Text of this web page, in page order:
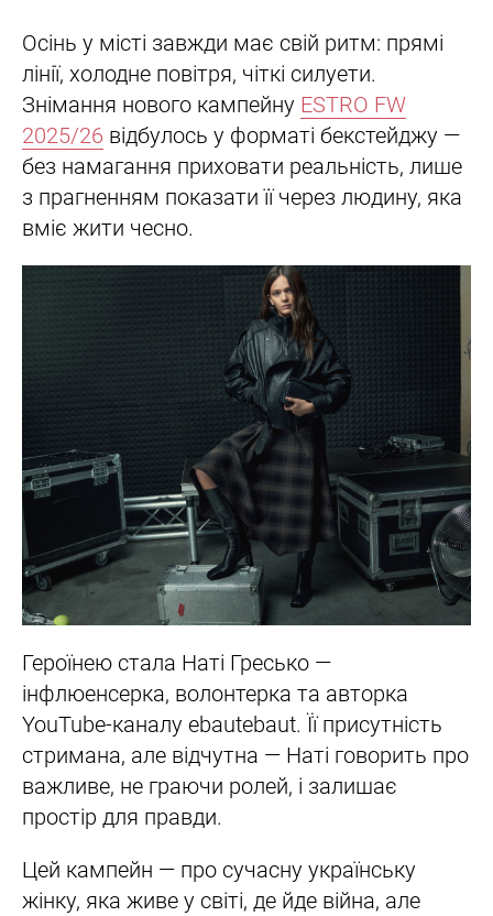
Осінь у місті завжди має свій ритм: прямі
лінії, холодне повітря, чіткі силуети.
Знімання нового кампейну ESTRO FW
2025/26 відбулось у форматі бекстейджу —
без намагання приховати реальність, лише
з прагненням показати її через людину, яка
вміє жити чесно.
Героїнею стала Наті Гресько —
інфлюенсерка, волонтерка та авторка
YouTube-каналу ebautebaut. Її присутність
стримана, але відчутна — Наті говорить про
важливе, не граючи ролей, і залишає
простір для правди.
Цей кампейн — про сучасну українську
жінку, яка живе у світі, де йде війна, але